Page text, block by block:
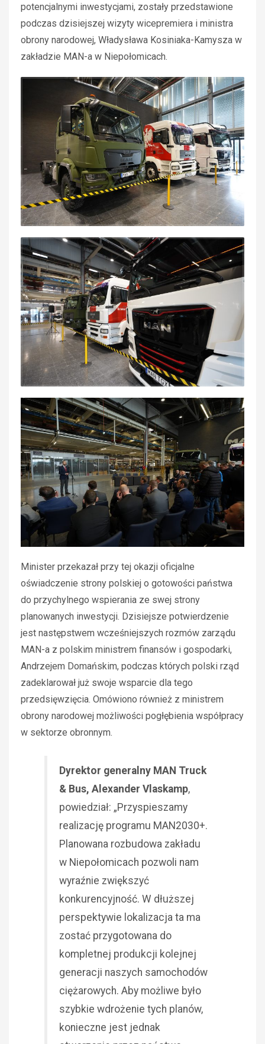
potencjalnymi inwestycjami, zostały przedstawione
podczas dzisiejszej wizyty wicepremiera i ministra
obrony narodowej, Władysława Kosiniaka-Kamysza w
zakładzie MAN-a w Niepołomicach.
Minister przekazał przy tej okazji oficjalne
oświadczenie strony polskiej o gotowości państwa
do przychylnego wspierania ze swej strony
planowanych inwestycji. Dzisiejsze potwierdzenie
jest następstwem wcześniejszych rozmów zarządu
MAN-a z polskim ministrem finansów i gospodarki,
Andrzejem Domańskim, podczas których polski rząd
zadeklarował już swoje wsparcie dla tego
przedsięwzięcia. Omówiono również z ministrem
obrony narodowej możliwości pogłębienia współpracy
w sektorze obronnym.
Dyrektor generalny MAN Truck
& Bus, Alexander Vlaskamp,
powiedział: „Przyspieszamy
realizację programu MAN2030+.
Planowana rozbudowa zakładu
w Niepołomicach pozwoli nam
wyraźnie zwiększyć
konkurencyjność. W dłuższej
perspektywie lokalizacja ta ma
zostać przygotowana do
kompletnej produkcji kolejnej
generacji naszych samochodów
ciężarowych. Aby możliwe było
szybkie wdrożenie tych planów,
konieczne jest jednak